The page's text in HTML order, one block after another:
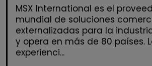
MSX International es el
mundial de soluciones
externalizadas para la
y opera en más de 80 países.
experienci...